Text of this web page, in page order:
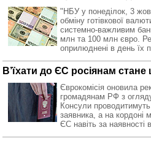
"НБУ у понеділок, 3
обміну готівкової
системно-важливим
млн та 100 млн євро.
оприлюднені в день їх
В’їхати до ЄС росіянам
Єврокомісія оновила
громадянам РФ з
Консули
заявника, а на кордоні
ЄС навіть за наявності